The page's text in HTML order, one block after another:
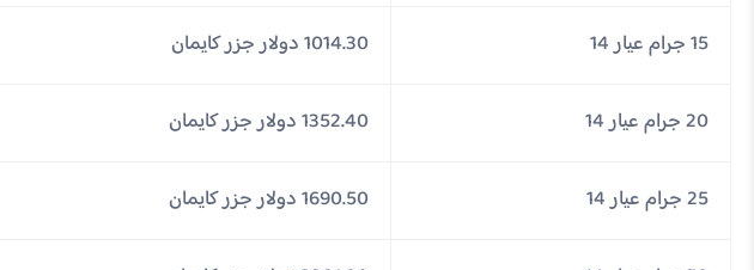
15 جرام عيار 14 1014.30 دولار جزر كايمان
20 جرام عيار 14 1352.40 دولار جزر كايمان
25 جرام عيار 14 1690.50 دولار جزر كايمان